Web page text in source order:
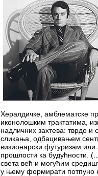
Хералдичке, амблематске
иконолошким трактатима,
надличних захтева: тврдо и
сликања, одбацивањем
визионарски футуризам
прошлости ка будућности.
света већ и могућим
у њему формирати потпуно